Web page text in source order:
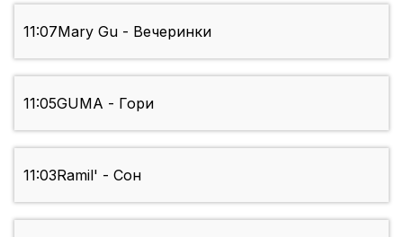
11:07Mary Gu - Вечеринки
11:05GUMA - Гори
11:03Ramil' - Сон